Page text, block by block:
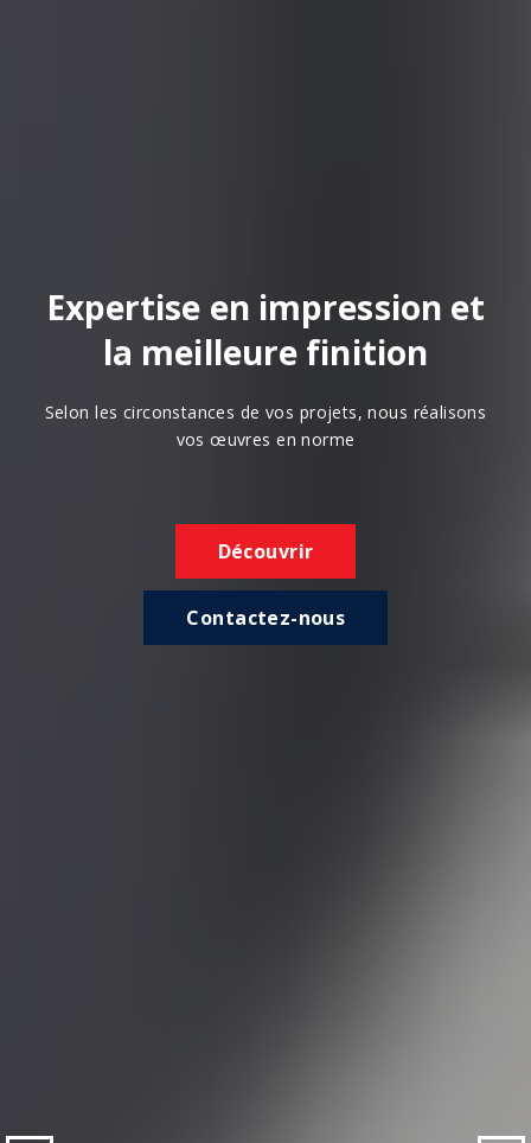
Expertise en impression et
la meilleure finition
Selon les circonstances de vos projets, nous réalisons
vos œuvres en norme
Découvrir
Contactez-nous